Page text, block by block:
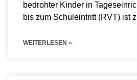
bedrohter Kinder in
bis zum Schuleintritt (RVT) ist
WEITERLESEN »